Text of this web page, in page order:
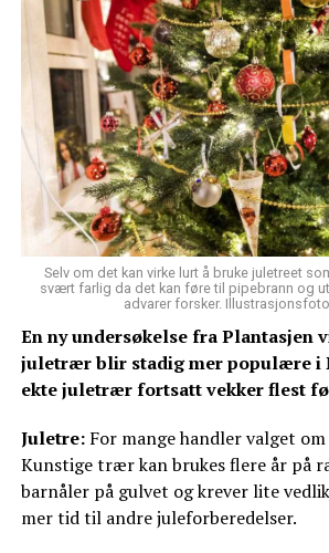
Selv om det kan virke lurt å bruke juletreet
svært farlig da det kan føre til pipebrann og
advarer forsker.
En ny undersøkelse fra Plantasjen
juletrær blir stadig mer populære i
ekte juletrær fortsatt vekker flest
Juletre:For mange handler valget
Kunstige trær kan brukes flere år på
barnåler på gulvet og krever lite
mer tid til andre juleforberedelser.